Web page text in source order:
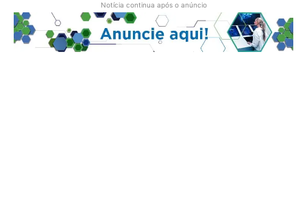
Notícia continua após o anúncio